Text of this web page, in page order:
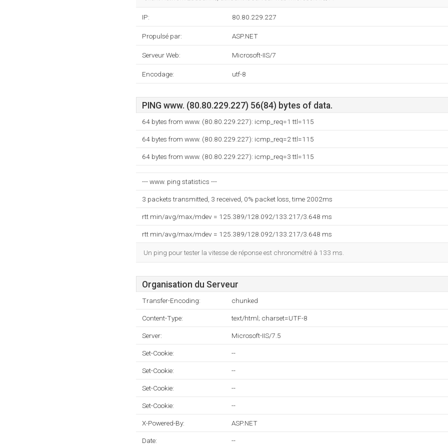
IP: 80.80.229.227
Propulsé par: ASP.NET
Serveur Web: Microsoft-IIS/7
Encodage: utf-8
PING www. (80.80.229.227) 56(84) bytes of data.
64 bytes from www. (80.80.229.227): icmp_req=1 ttl=115
64 bytes from www. (80.80.229.227): icmp_req=2 ttl=115
64 bytes from www. (80.80.229.227): icmp_req=3 ttl=115
--- www. ping statistics ---
3 packets transmitted, 3 received, 0% packet loss, time 2002ms
rtt min/avg/max/mdev = 125.389/128.092/133.217/3.648 ms
rtt min/avg/max/mdev = 125.389/128.092/133.217/3.648 ms
Un ping pour tester la vitesse de réponse est chronométré à 133 ms.
Organisation du Serveur
Transfer-Encoding: chunked
Content-Type: text/html; charset=UTF-8
Server: Microsoft-IIS/7.5
Set-Cookie: --
Set-Cookie: --
Set-Cookie: --
Set-Cookie: --
X-Powered-By: ASP.NET
Date: --